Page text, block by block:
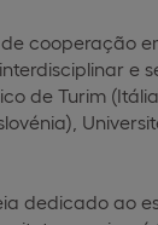
cooperação
e
de Turim
dedicado ao